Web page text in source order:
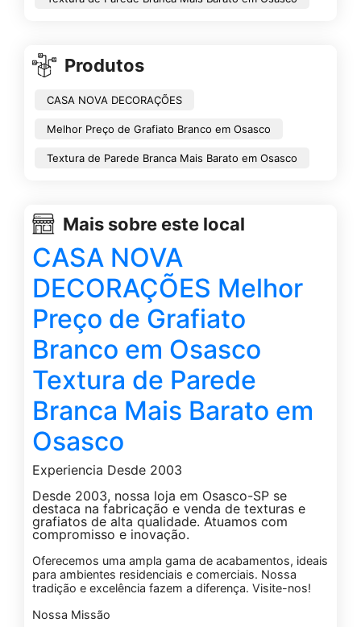
Produtos
CASA NOVA DECORAÇÕES
Melhor Preço de Grafiato Branco em Osasco
Textura de Parede Branca Mais Barato em Osasco
Mais sobre este local
CASA NOVA
DECORAÇÕES Melhor
Preço de Grafiato
Branco em Osasco
Textura de Parede
Branca Mais Barato em
Osasco
Experiencia Desde 2003
Desde 2003, nossa loja em Osasco-SP se
destaca na fabricação e venda de texturas e
grafiatos de alta qualidade. Atuamos com
compromisso e inovação.
Oferecemos uma ampla gama de acabamentos, ideais
para ambientes residenciais e comerciais. Nossa
tradição e excelência fazem a diferença. Visite-nos!
Nossa Missão